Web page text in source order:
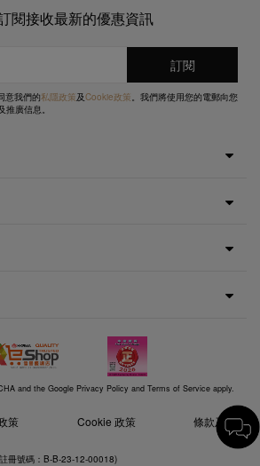
閱接收最新的優惠資訊
意我們的私隱政策及Cookie政策。我們將使用您的電郵向您
廣信息。
and the Google Privacy Policy and Terms of Service apply.
策 Cookie 政策 條款及細則
冊號碼：B-B-23-12-00018)